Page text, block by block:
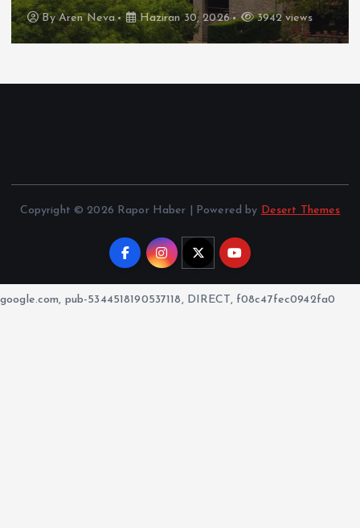
ByAren Neva Haziran 30, 2026 3942 views
Copyright © 2026 Rapor Haber | Powered by Desert Themes
google.com, pub-5344518190537118, DIRECT, f08c47fec0942fa0